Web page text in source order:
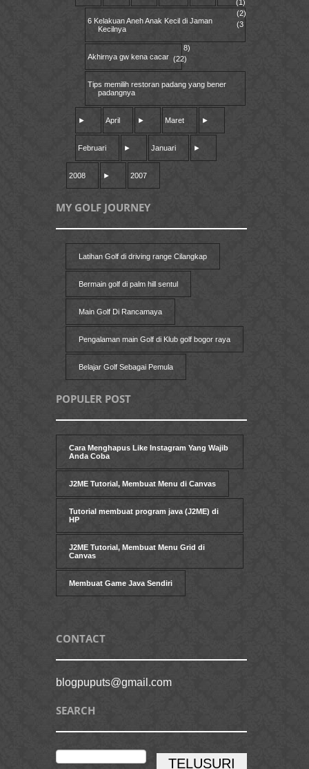
6 Kelakuan Aneh Anak Kecil di Jaman
Kecilnya
Akhirnya gw kena cacar
Tips memilih restoran padang yang bener
padangnya
► April ► Maret ►
Februari
(1)
► Januari
(2)
►
2008
(3
8)
► 2007
(22)
MY GOLF JOURNEY
Latihan Golf di driving range Cilangkap
Bermain golf di palm hill sentul
Main Golf Di Rancamaya
Pengalaman main Golf di Klub golf bogor raya
Belajar Golf Sebagai Pemula
POPULER POST
Cara Menghapus Like Instagram Yang Wajib
Anda Coba
J2ME Tutorial, Membuat Menu di Canvas
Tutorial membuat program java (J2ME) di
HP
J2ME Tutorial, Membuat Menu Grid di
Canvas
Membuat Game Java Sendiri
CONTACT
blogpuputs@gmail.com
SEARCH